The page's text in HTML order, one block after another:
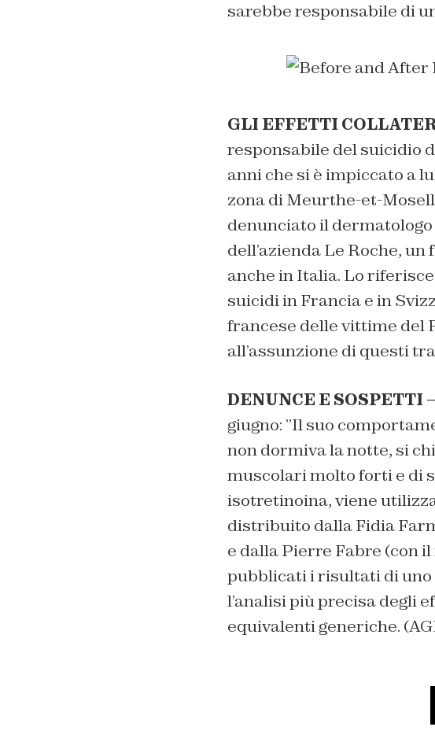
sarebbe responsabile di
GLI EFFETTI
responsabile del suicidio
anni che si è impiccato a
zona di Meurthe-et-Mose
denunciato il
dell’azienda Le Roche,
anche in Italia. Lo
suicidi in Francia e in
francese delle vittime del
all’assunzione di questi
DENUNCE E SOSPETTI –
giugno: ”Il suo
non dormiva la notte, si
muscolari molto forti e di
isotretinoina, viene
distribuito dalla Fidia
e dalla Pierre Fabre (con
pubblicati i risultati di uno
l’analisi più precisa degli
equivalenti generiche.